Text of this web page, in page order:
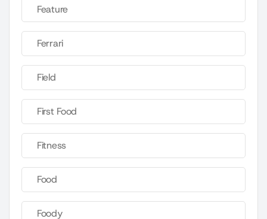
Feature
Ferrari
Field
First Food
Fitness
Food
Foody